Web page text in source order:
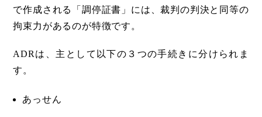
で作成される「調停証書」には、裁判の判決と同等の
拘束力があるのが特徴です。
ADRは、主として以下の３つの手続きに分けられま
す。
あっせん